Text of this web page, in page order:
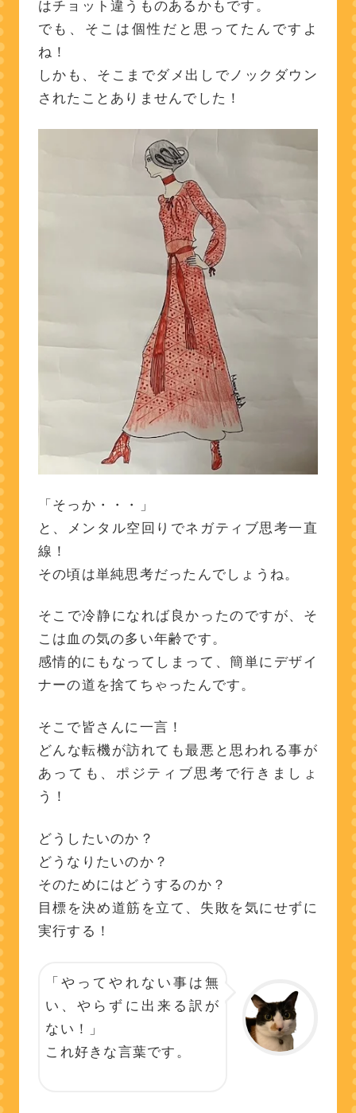
はチョット違うものあるかもです。
でも、そこは個性だと思ってたんですよ
ね！
しかも、そこまでダメ出しでノックダウン
されたことありませんでした！
「そっか・・・」
と、メンタル空回りでネガティブ思考一直
線！
その頃は単純思考だったんでしょうね。
そこで冷静になれば良かったのですが、そ
こは血の気の多い年齢です。
感情的にもなってしまって、簡単にデザイ
ナーの道を捨てちゃったんです。
そこで皆さんに一言！
どんな転機が訪れても最悪と思われる事が
あっても、ポジティブ思考で行きましょ
う！
どうしたいのか？
どうなりたいのか？
そのためにはどうするのか？
目標を決め道筋を立て、失敗を気にせずに
実行する！
「やってやれない事は無
い、やらずに出来る訳が
ない！」
これ好きな言葉です。